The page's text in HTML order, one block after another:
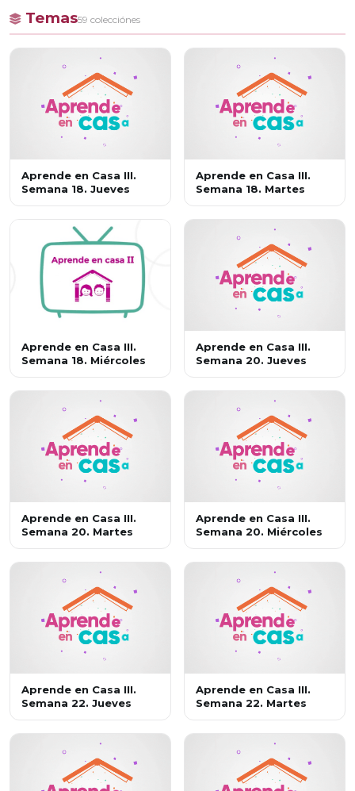
Temas59 colecciónes
Aprende en Casa III.
Semana 18. Jueves
Aprende en Casa III.
Semana 18. Martes
Aprende en Casa III.
Semana 18. Miércoles
Aprende en Casa III.
Semana 20. Jueves
Aprende en Casa III.
Semana 20. Martes
Aprende en Casa III.
Semana 20. Miércoles
Aprende en Casa III.
Semana 22. Jueves
Aprende en Casa III.
Semana 22. Martes